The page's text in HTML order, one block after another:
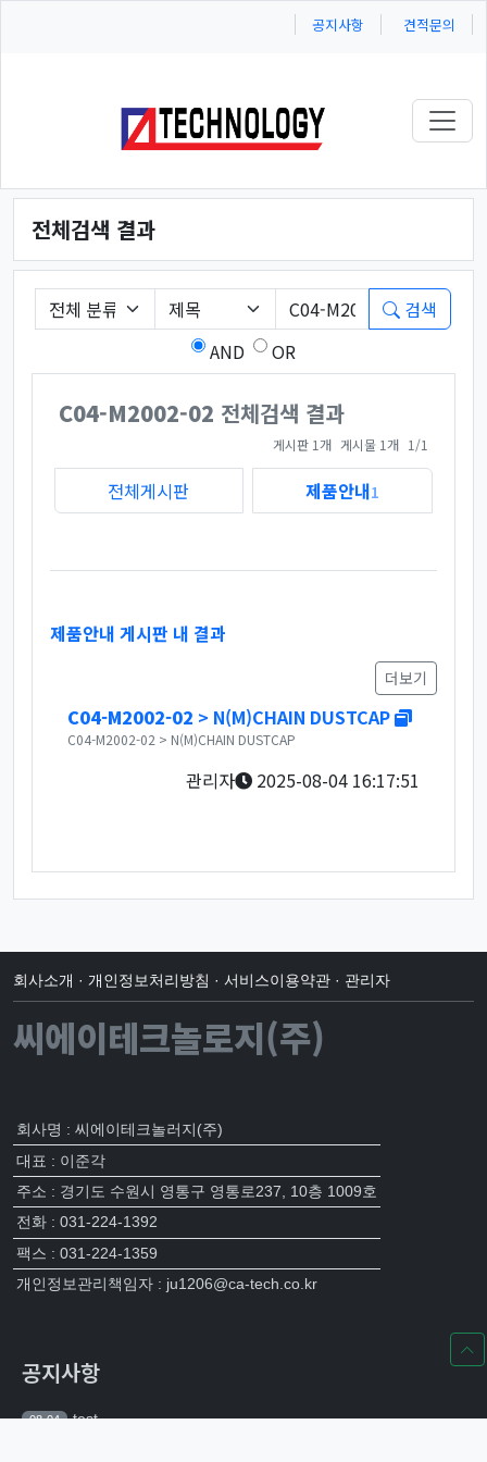
공지사항 견적문의
전체검색 결과
게시판 그룹선택
검색조건
검색어 필수
검색
AND
OR
C04-M2002-02 전체검색 결과
게시판 1개 게시물 1개 1/1
페이지 열람 중
전체게시판 제품안내1
제품안내 게시판 내 결과
더보기
C04-M2002-02 > N(M)CHAIN DUSTCAP 새창
C04-M2002-02 > N(M)CHAIN DUSTCAP
관리자 2025-08-04 16:17:51
회사소개 · 개인정보처리방침 · 서비스이용약관 · 관리자
씨에이테크놀로지(주)
회사명 : 씨에이테크놀러지(주)
대표 : 이준각
주소 : 경기도 수원시 영통구 영통로237, 10층 1009호
전화 : 031-224-1392
팩스 : 031-224-1359
개인정보관리책임자 : ju1206@ca-tech.co.kr
공지사항
08-04 test